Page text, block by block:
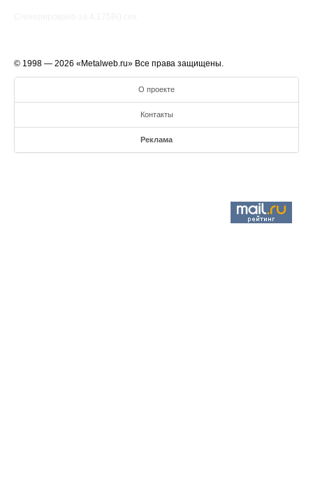
© 1998 — 2026 «Metalweb.ru» Все права защищены.
О проекте
Контакты
Реклама